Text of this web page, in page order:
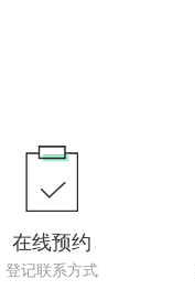
在线预约
登记联系方式